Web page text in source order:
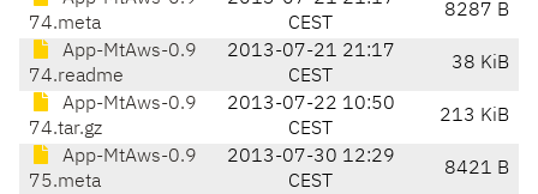
74.meta
CEST
8287 B
App-MtAws-0.9
74.readme
2013-07-21 21:17
CEST
38 KiB
App-MtAws-0.9
74.tar.gz
2013-07-22 10:50
CEST
213 KiB
App-MtAws-0.9
75.meta
2013-07-30 12:29
CEST
8421 B